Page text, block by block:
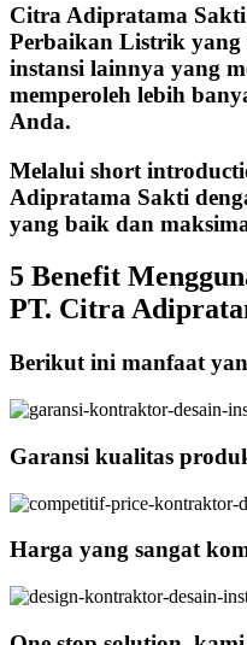
Citra Adipratama
Perbaikan Listrik
instansi lainnya yang
memperoleh lebih
Anda.
Melalui short
Adipratama Sakti
yang baik dan
5 Benefit
PT. Citra
Berikut ini manfaat
Garansi kualitas
Harga yang sangat